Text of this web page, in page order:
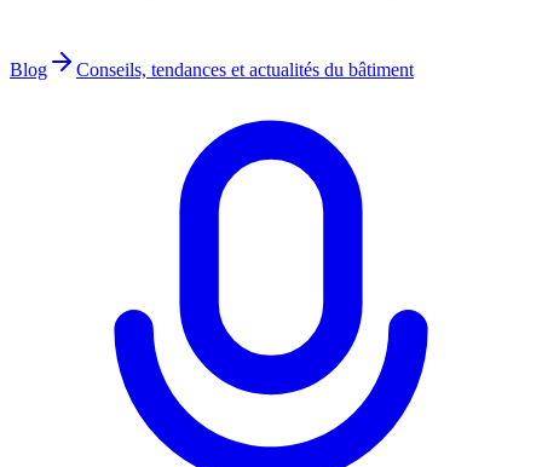
Blog Conseils, tendances et actualités du bâtiment